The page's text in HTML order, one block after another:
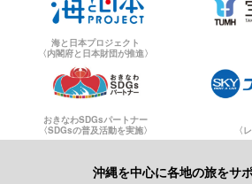
海と日本プロジェクト
〈内閣府と日本財団が推進〉
おきなわSDGsパートナー
〈SDGsの普及活動を実施〉
〈
沖縄を中心に各地の旅をサ